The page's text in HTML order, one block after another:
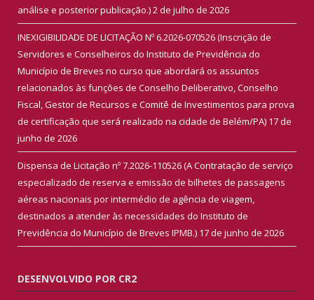
análise e posterior publicação.)2 de julho de 2026
INEXIGIBILIDADE DE LICITAÇÃO Nº 6.2026-070526 (Inscrição de
Servidores e Conselheiros do Instituto de Previdência do
Município de Breves no curso que abordará os assuntos
relacionados às funções de Conselho Deliberativo, Conselho
Fiscal, Gestor de Recursos e Comitê de Investimentos para prova
de certificação que será realizado na cidade de Belém/PA) 17 de
junho de 2026
Dispensa de Licitação nº 7.2026-110526 (A Contratação de serviço
especializado de reserva e emissão de bilhetes de passagens
aéreas nacionais por intermédio de agência de viagem,
destinados a atender às necessidades do Instituto de
Previdência do Município de Breves IPMB.) 17 de junho de 2026
DESENVOLVIDO POR CR2